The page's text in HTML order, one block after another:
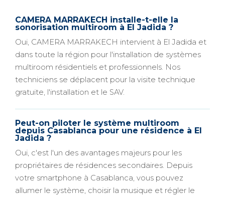
CAMERA MARRAKECH installe-t-elle la
sonorisation multiroom à El Jadida ?
Oui, CAMERA MARRAKECH intervient à El Jadida et
dans toute la région pour l'installation de systèmes
multiroom résidentiels et professionnels. Nos
techniciens se déplacent pour la visite technique
gratuite, l'installation et le SAV.
Peut-on piloter le système multiroom
depuis Casablanca pour une résidence à El
Jadida ?
Oui, c'est l'un des avantages majeurs pour les
propriétaires de résidences secondaires. Depuis
votre smartphone à Casablanca, vous pouvez
allumer le système, choisir la musique et régler le